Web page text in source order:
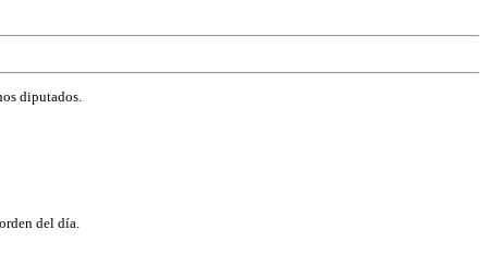
diputados.
del día.